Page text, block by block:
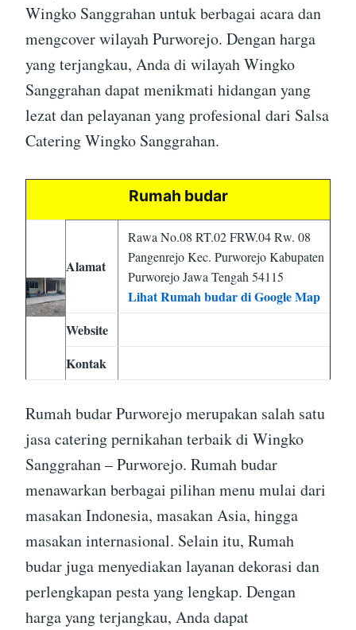
Wingko Sanggrahan untuk berbagai acara dan
mengcover wilayah Purworejo. Dengan harga
yang terjangkau, Anda di wilayah Wingko
Sanggrahan dapat menikmati hidangan yang
lezat dan pelayanan yang profesional dari Salsa
Catering Wingko Sanggrahan.
Rumah budar
Alamat
Rawa No.08 RT.02 FRW.04 Rw. 08
Pangenrejo Kec. Purworejo Kabupaten
Purworejo Jawa Tengah 54115
Lihat Rumah budar di Google Map
Website
Kontak
Rumah budar Purworejo merupakan salah satu
jasa catering pernikahan terbaik di Wingko
Sanggrahan – Purworejo. Rumah budar
menawarkan berbagai pilihan menu mulai dari
masakan Indonesia, masakan Asia, hingga
masakan internasional. Selain itu, Rumah
budar juga menyediakan layanan dekorasi dan
perlengkapan pesta yang lengkap. Dengan
harga yang terjangkau, Anda dapat